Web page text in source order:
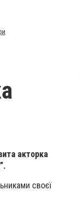
акторка
своєї